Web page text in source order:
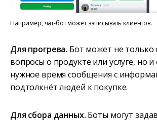
Например, чат-бот может записывать клиентов.
Для прогрева. Бот может не только
вопросы о продукте или услуге, но
нужное время сообщения с
подтолкнёт людей к покупке.
Для сбора данных. Боты могут